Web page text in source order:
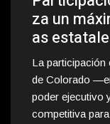
za un
as
La participación
de Colorado
poder ejecutivo
competitiva